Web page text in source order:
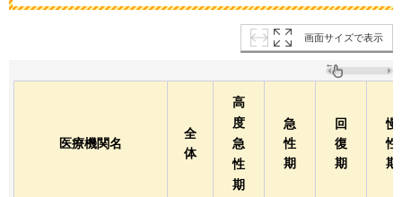
画面サイズで表示
医療機関名
全
体
高
度
急
性
期
急
性
期
回
復
期
慢
性
期